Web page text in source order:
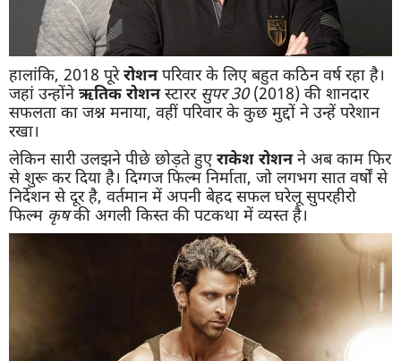
हालांकि, 2018 पूरेरोशनपरिवार के लिए बहुत कठिन वर्ष रहा है।
जहां उन्होंनेऋतिक रोशनस्टारर सुपर 30(2018) की शानदार
सफलता का जश्न मनाया, वहीं परिवार के कुछ मुद्दों ने उन्हें परेशान
रखा।
लेकिन सारी उलझने पीछे छोड़ते हुएराकेश रोशनने अब काम फिर
से शुरू कर दिया है। दिग्गज फिल्म निर्माता, जो लगभग सात वर्षों से
निर्देशन से दूर है, वर्तमान में अपनी बेहद सफल घरेलू सुपरहीरो
फिल्म कृषकी अगली किस्त की पटकथा में व्यस्त है।